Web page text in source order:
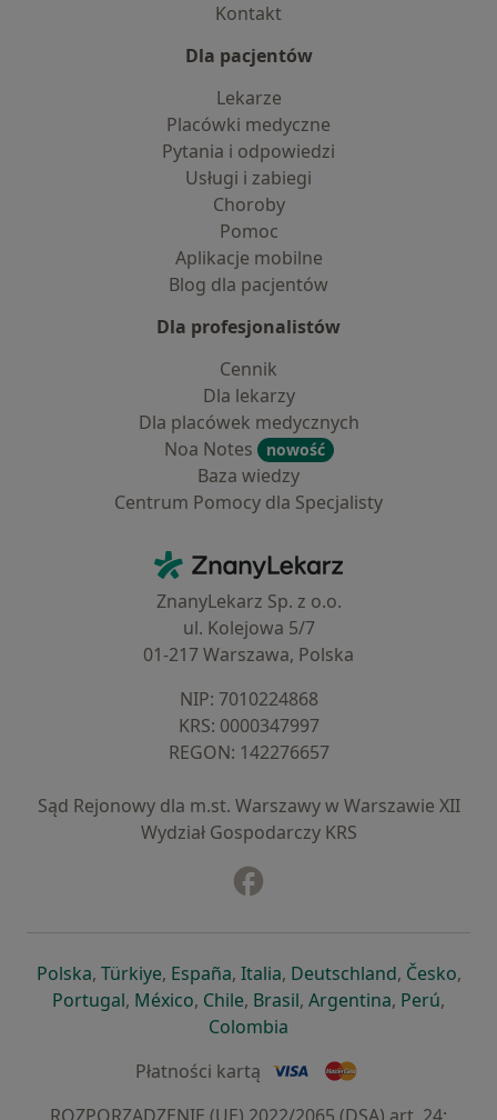
Kontakt
Dla pacjentów
Lekarze
Placówki medyczne
Pytania i odpowiedzi
Usługi i zabiegi
Choroby
Pomoc
Aplikacje mobilne
Blog dla pacjentów
Dla profesjonalistów
Cennik
Dla lekarzy
Dla placówek medycznych
Noa Notes
nowość
Baza wiedzy
Centrum Pomocy dla Specjalisty
ZnanyLekarz - Strona główna
ZnanyLekarz Sp. z o.o.
ul. Kolejowa 5/7
01-217 Warszawa, Polska
NIP: ⁠7010224868
KRS: ⁠0000347997
REGON: ⁠142276657
Sąd Rejonowy dla m.st. Warszawy w Warszawie XII
Wydział Gospodarczy KRS
Polskaotwiera się w nowej karcie
, Türkiyeotwiera się w nowej karcie
, Españaotwiera się w nowej karcie
, Italiaotwiera się w nowej
, Deutschlandotwiera się
, Česko,
Portugalotwiera się w nowej karcie
, Méxicootwiera się w nowej karcie
, Chileotwiera się w nowej karcie
, Brasilotwiera się w nowej
, Argentinaotwiera się
, Perú,
Colombia
Płatności kartą